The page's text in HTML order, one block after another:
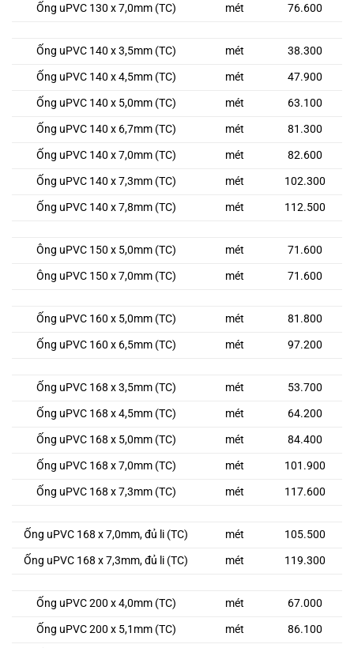
Ống uPVC 130 x 7,0mm (TC) mét 76.600
Ống uPVC 140 x 3,5mm (TC) mét
38.300
Ống uPVC 140 x 4,5mm (TC)
mét
47.900
Ống uPVC 140 x 5,0mm (TC)
mét
63.100
Ống uPVC 140 x 6,7mm (TC)
mét
81.300
Ống uPVC 140 x 7,0mm (TC)
mét
82.600
Ống uPVC 140 x 7,3mm (TC)
mét
102.300
Ống uPVC 140 x 7,8mm (TC)
mét 112.500
Ông uPVC 150 x 5,0mm (TC) mét
71.600
Ông uPVC 150 x 7,0mm (TC)
mét 71.600
Ống uPVC 160 x 5,0mm (TC) mét
81.800
Ống uPVC 160 x 6,5mm (TC)
mét 97.200
Ống uPVC 168 x 3,5mm (TC) mét
53.700
Ống uPVC 168 x 4,5mm (TC)
mét
64.200
Ống uPVC 168 x 5,0mm (TC)
mét
84.400
Ống uPVC 168 x 7,0mm (TC)
mét
101.900
Ống uPVC 168 x 7,3mm (TC)
mét 117.600
Ống uPVC 168 x 7,0mm, đủ li (TC) mét
105.500
Ống uPVC 168 x 7,3mm, đủ li (TC)
mét 119.300
Ống uPVC 200 x 4,0mm (TC) mét
67.000
Ống uPVC 200 x 5,1mm (TC)
mét
86.100